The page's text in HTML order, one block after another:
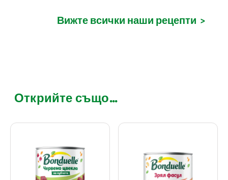
Вижте всички наши рецепти >
Открийте също...